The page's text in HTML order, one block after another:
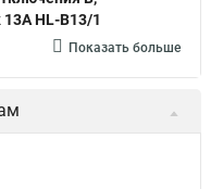
HL-B13/1
Показать больше